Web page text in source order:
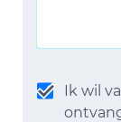
Ik wil